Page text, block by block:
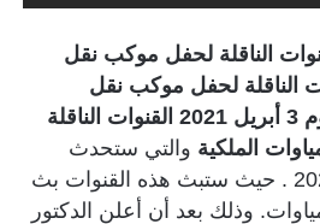
الناقلة لحفل موكب نقل
الناقلة لحفل موكب نقل
المومياوات الملكية اليوم 3 أبريل 2021 القنوات الناقلة
الملكية والتي ستحدث
اليوم بتاريخ 3 أبريل 2021 . حيث ستبث هذه القنوات بث
وذلك بعد أن أعلن الدكتور